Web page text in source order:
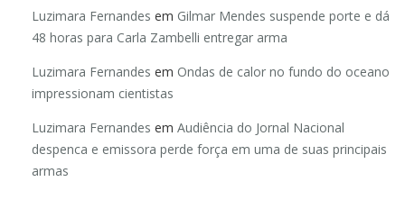
Luzimara Fernandes em Gilmar Mendes suspende porte e dá
48 horas para Carla Zambelli entregar arma
Luzimara Fernandes em Ondas de calor no fundo do oceano
impressionam cientistas
Luzimara Fernandes em Audiência do Jornal Nacional
despenca e emissora perde força em uma de suas principais
armas